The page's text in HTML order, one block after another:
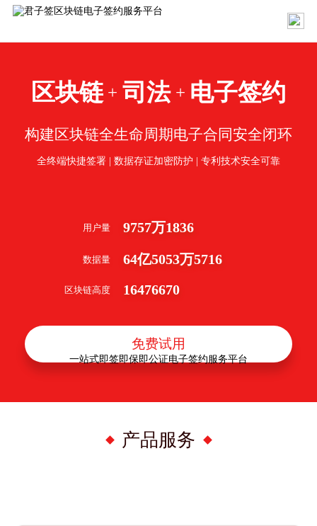
区块链 + 司法 + 电子签约
构建区块链全生命周期电子合同安全闭环
全终端快捷签署 | 数据存证加密防护 | 专利技术安全可靠
用户量 9757万1836
数据量 64亿5053万5716
区块链高度 16476670
免费试用
产品服务
一站式即签即保即公证电子签约服务平台